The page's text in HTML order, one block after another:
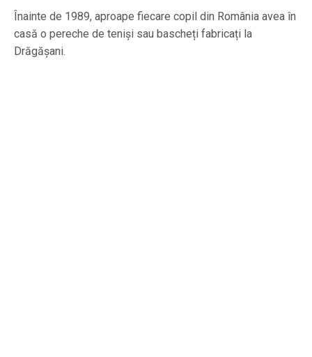
Înainte de 1989, aproape fiecare copil din România avea în
casă o pereche de teniși sau bascheți fabricați la
Drăgășani.